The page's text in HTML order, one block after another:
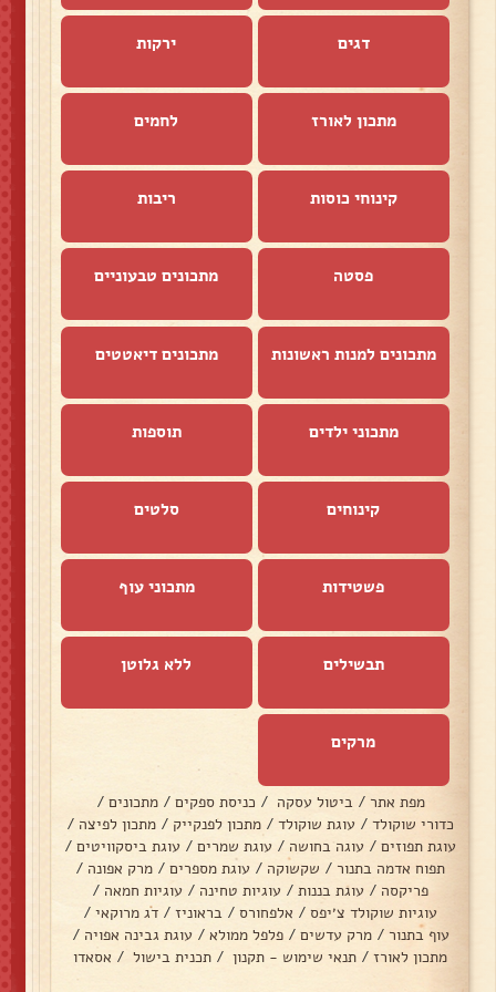
דגים ירקות
מתכון לאורז לחמים
קינוחי כוסות ריבות
פסטה מתכונים טבעוניים
מתכונים למנות ראשונות מתכונים דיאטטים
מתכוני ילדים תוספות
קינוחים סלטים
פשטידות מתכוני עוף
תבשילים ללא גלוטן
מרקים
מפת אתר / ביטול עסקה / כניסת ספקים / מתכונים /
כדורי שוקולד / עוגת שוקולד / מתכון לפנקייק / מתכון לפיצה /
עוגת תפוזים / עוגה בחושה / עוגת שמרים / עוגת ביסקוויטים /
תפוח אדמה בתנור / שקשוקה / עוגת מספרים / מרק אפונה /
פריקסה / עוגת בננות / עוגיות טחינה / עוגיות חמאה /
עוגיות שוקולד צ׳יפס / אלפחורס / בראוניז / דג מרוקאי /
עוף בתנור / מרק עדשים / פלפל ממולא / עוגת גבינה אפויה /
מתכון לאורז / תנאי שימוש - תקנון / תכנית בישול / אסאדו